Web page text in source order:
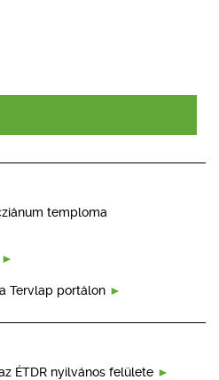
temploma
Tervlap portálon
ÉTDR nyilvános felülete